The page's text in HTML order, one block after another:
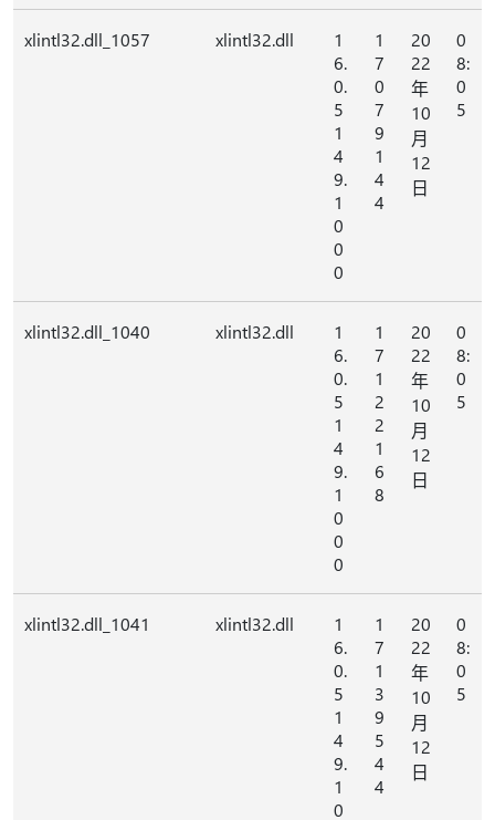
xlintl32.dll_1057 xlintl32.dll
1
6.
0.
5
1
4
9.
1
0
0
0
1
7
0
7
9
1
4
4
20
22
年
10
月
12
日
0
8:
0
5
xlintl32.dll_1040 xlintl32.dll
1
6.
0.
5
1
4
9.
1
0
0
0
1
7
1
2
2
1
6
8
20
22
年
10
月
12
日
0
8:
0
5
xlintl32.dll_1041 xlintl32.dll
1
6.
0.
5
1
4
9.
1
0
1
7
1
3
9
5
4
4
20
22
年
10
月
12
日
0
8:
0
5